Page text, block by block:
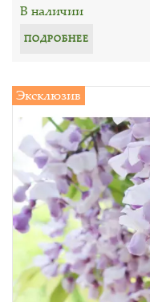
В наличии
ПОДРОБНЕЕ
Эксклюзив